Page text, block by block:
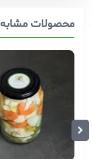
محصولات مشابه